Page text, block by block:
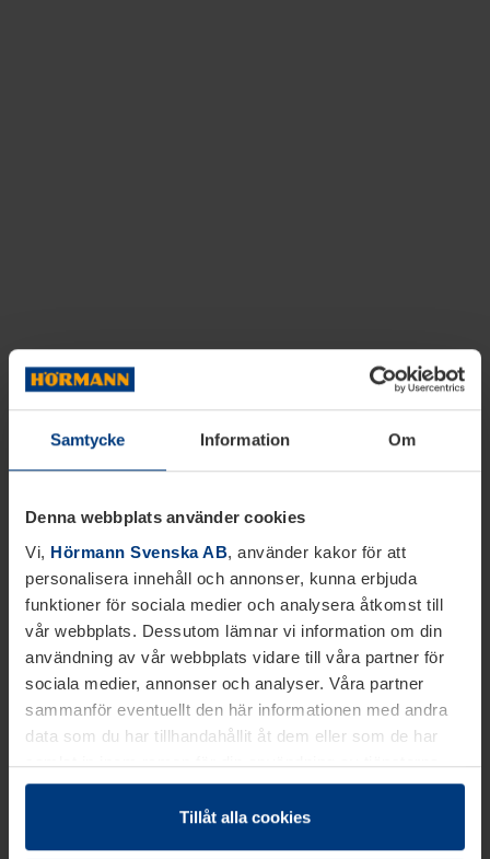
Samtycke Information Om
Denna webbplats använder cookies
Vi, Hörmann Svenska AB, använder kakor för att
personalisera innehåll och annonser, kunna erbjuda
funktioner för sociala medier och analysera åtkomst till
vår webbplats. Dessutom lämnar vi information om din
användning av vår webbplats vidare till våra partner för
sociala medier, annonser och analyser. Våra partner
sammanför eventuellt den här informationen med andra
data som du har tillhandahållit åt dem eller som de har
samlat in inom ramen för din användning av tjänsterna.
Juridiskt kan vi lagra kakor på din enhet, om de är
absolut nödvändiga för driften av den här webbplatsen.
Tillåt alla cookies